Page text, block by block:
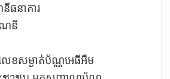
ធនាគារ
នី
េខសម្ងាត់ប័ណ្ណអេធីអឹម